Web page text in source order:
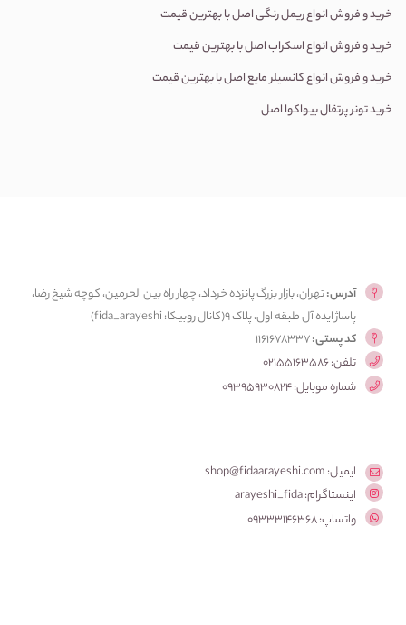
خرید و فروش انواع ریمل رنگی اصل با بهترین قیمت
خرید و فروش انواع اسکراب اصل با بهترین قیمت
خرید و فروش انواع کانسیلر مایع اصل با بهترین قیمت
خرید تونر پرتقال بیواکوا اصل
آدرس:تهران، بازار بزرگ پانزده خرداد، چهار راه بین الحرمین، کوچه شیخ رضا،
پاساژ ایده آل طبقه اول، پلاک ۹(کانال روبیکا: fida_arayeshi)
کد پستی:1161678337
تلفن: 02155163586
شماره موبایل: 09395930824
ایمیل: shop@fidaarayeshi.com
اینستاگرام: arayeshi_fida
واتساپ: 09333146368